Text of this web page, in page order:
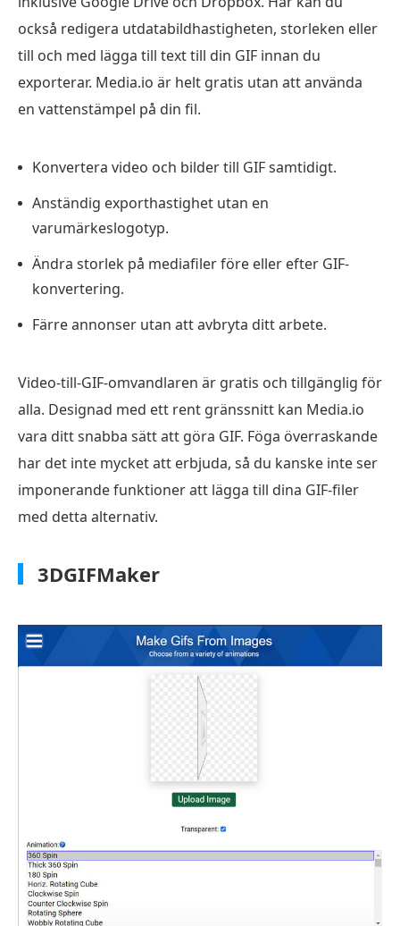
också redigera utdatabildhastigheten, storleken eller
till och med lägga till text till din GIF innan du
exporterar. Media.io är helt gratis utan att använda
en vattenstämpel på din fil.
Konvertera video och bilder till GIF samtidigt.
Anständig exporthastighet utan en
varumärkeslogotyp.
Ändra storlek på mediafiler före eller efter GIF-
konvertering.
Färre annonser utan att avbryta ditt arbete.
Video-till-GIF-omvandlaren är gratis och tillgänglig för
alla. Designad med ett rent gränssnitt kan Media.io
vara ditt snabba sätt att göra GIF. Föga överraskande
har det inte mycket att erbjuda, så du kanske inte ser
imponerande funktioner att lägga till dina GIF-filer
med detta alternativ.
3DGIFMaker